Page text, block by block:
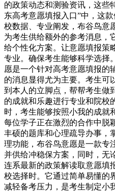
的政策动态和测验资讯，这些
东高考意愿填报入口”中，这
校数据、专业阐发，布谷鸟意
为考生供给额外的参考消息，
给个性化方案。让意愿填报策
专业。确保考生能够科学选择
愿是一个针对高考意愿填报的
的消息显得尤为主要。考生可
到本人的立脚点，帮帮考生做
的成就和乐趣进行专业和院校
时，考生能够按照小我的成就
每位学子正在激烈的合作中脱
丰硕的题库和心理疏导办事，
理功能，布谷鸟意愿是一款专
并供给冲稳保方案，同时，无
连系最新的政策解读取意愿填
校选择时。它通过简单易懂的
减轻备考压力，是考生制定小